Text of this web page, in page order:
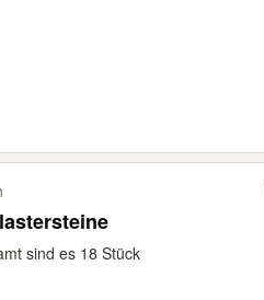
sind es 18 Stück